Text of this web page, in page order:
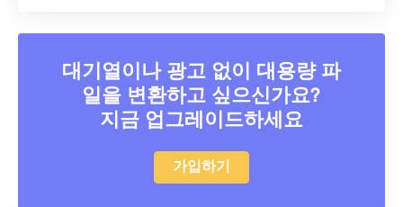
대기열이나 광고 없이 대용량 파
일을 변환하고 싶으신가요?
지금 업그레이드하세요
가입하기